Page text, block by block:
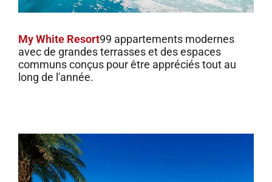
My White Resort99 appartements modernes
avec de grandes terrasses et des espaces
communs conçus pour être appréciés tout au
long de l'année.